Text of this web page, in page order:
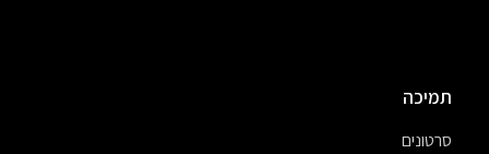
תמיכה
סרטונים